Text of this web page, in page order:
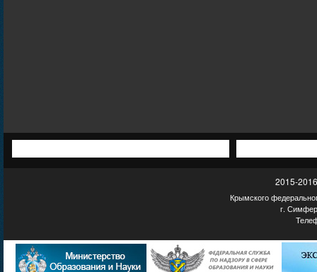
2015-
Крымского
г.